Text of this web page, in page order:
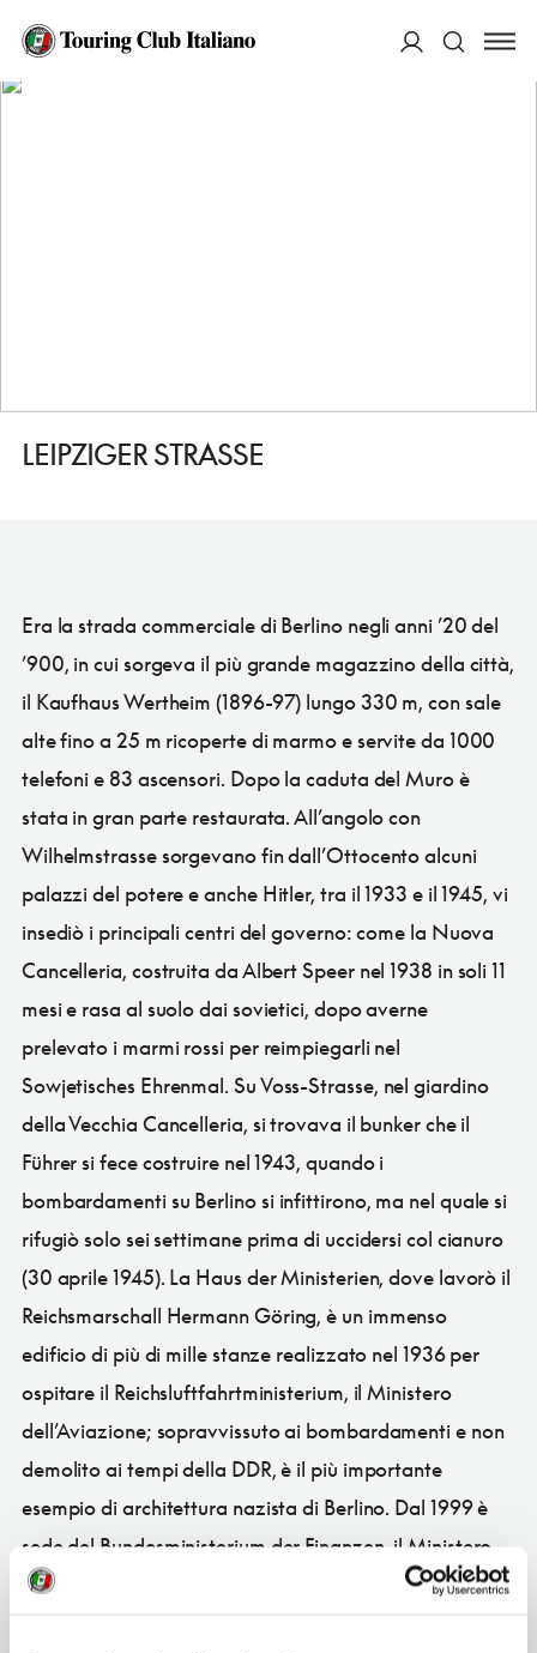
HOME
VEDERE
LEIPZIGER STRASSE
LEIPZIGER STRASSE
Era la strada commerciale di Berlino negli anni ’20 del
’900, in cui sorgeva il più grande magazzino della città,
il Kaufhaus Wertheim (1896-97) lungo 330 m, con sale
alte fino a 25 m ricoperte di marmo e servite da 1000
telefoni e 83 ascensori. Dopo la caduta del Muro è
stata in gran parte restaurata. All’angolo con
Wilhelmstrasse sorgevano fin dall’Ottocento alcuni
palazzi del potere e anche Hitler, tra il 1933 e il 1945, vi
insediò i principali centri del governo: come la Nuova
Cancelleria, costruita da Albert Speer nel 1938 in soli 11
mesi e rasa al suolo dai sovietici, dopo averne
prelevato i marmi rossi per reimpiegarli nel
Sowjetisches Ehrenmal. Su Voss-Strasse, nel giardino
della Vecchia Cancelleria, si trovava il bunker che il
Führer si fece costruire nel 1943, quando i
bombardamenti su Berlino si infittirono, ma nel quale si
rifugiò solo sei settimane prima di uccidersi col cianuro
(30 aprile 1945). La Haus der Ministerien, dove lavorò il
Reichsmarschall Hermann Göring, è un immenso
edificio di più di mille stanze realizzato nel 1936 per
ospitare il Reichsluftfahrtministerium, il Ministero
dell’Aviazione; sopravvissuto ai bombardamenti e non
demolito ai tempi della DDR, è il più importante
esempio di architettura nazista di Berlino. Dal 1999 è
sede del Bundesministerium der Finanzen, il Ministero
delle Finanze. Più avanti su Leipziger Strasse si trova il il